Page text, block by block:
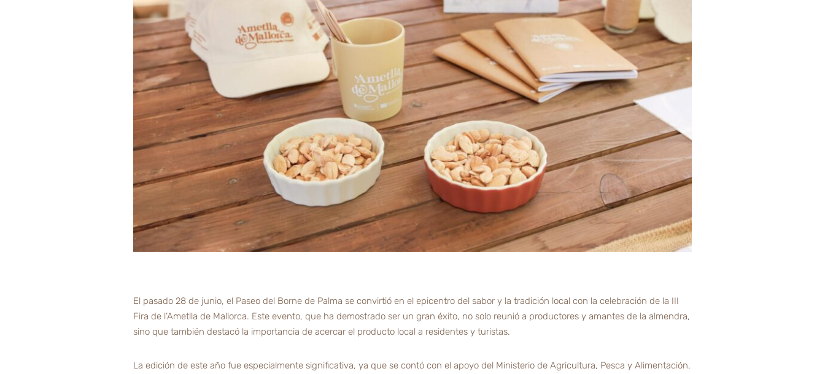
El pasado 28 de junio, el Paseo del Borne de Palma se convirtió en el epicentro del sabor y la tradición local con la celebración de la III
Fira de l’Ametlla de Mallorca. Este evento, que ha demostrado ser un gran éxito, no solo reunió a productores y amantes de la almendra,
sino que también destacó la importancia de acercar el producto local a residentes y turistas.
La edición de este año fue especialmente significativa, ya que se contó con el apoyo del Ministerio de Agricultura, Pesca y Alimentación,